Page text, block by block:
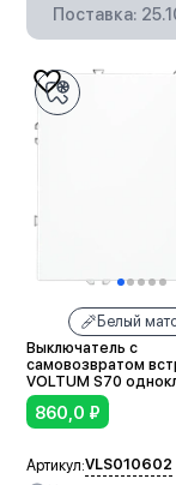
Поставка:
Белый
Выключатель с
самовозвратом
VOLTUM S70
10А (белый матовый)
860,0 ₽
Артикул:VLS010602